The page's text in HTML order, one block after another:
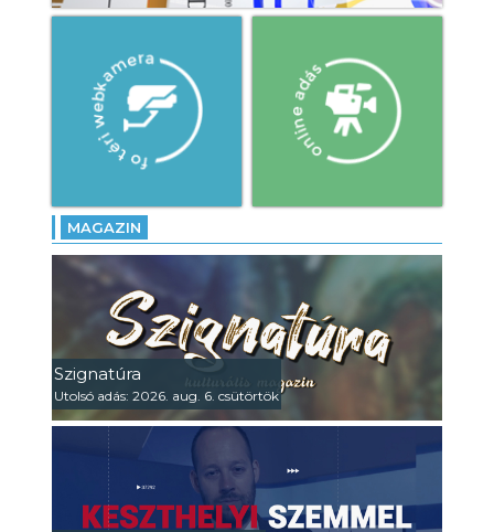
MAGAZIN
Szignatúra
Utolsó adás: 2026. aug. 6. csütörtök